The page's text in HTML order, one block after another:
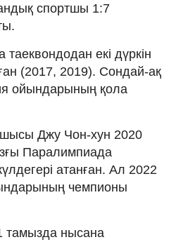
спортшы 1:7
екі дүркін
(2017, 2019). Сондай-ақ
ойындарының қола
Джу Чон-хун 2020
Паралимпиада
атанған. Ал 2022
чемпионы
тамызда нысана